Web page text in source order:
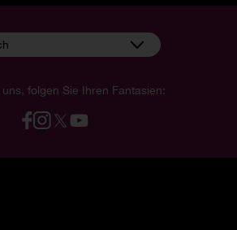
uns, folgen Sie Ihren Fantasien: